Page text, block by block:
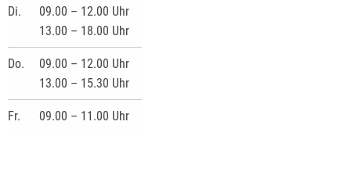
Di.
09.00 – 12.00 Uhr
13.00 – 18.00 Uhr
Do.
09.00 – 12.00 Uhr
13.00 – 15.30 Uhr
Fr. 09.00 – 11.00 Uhr